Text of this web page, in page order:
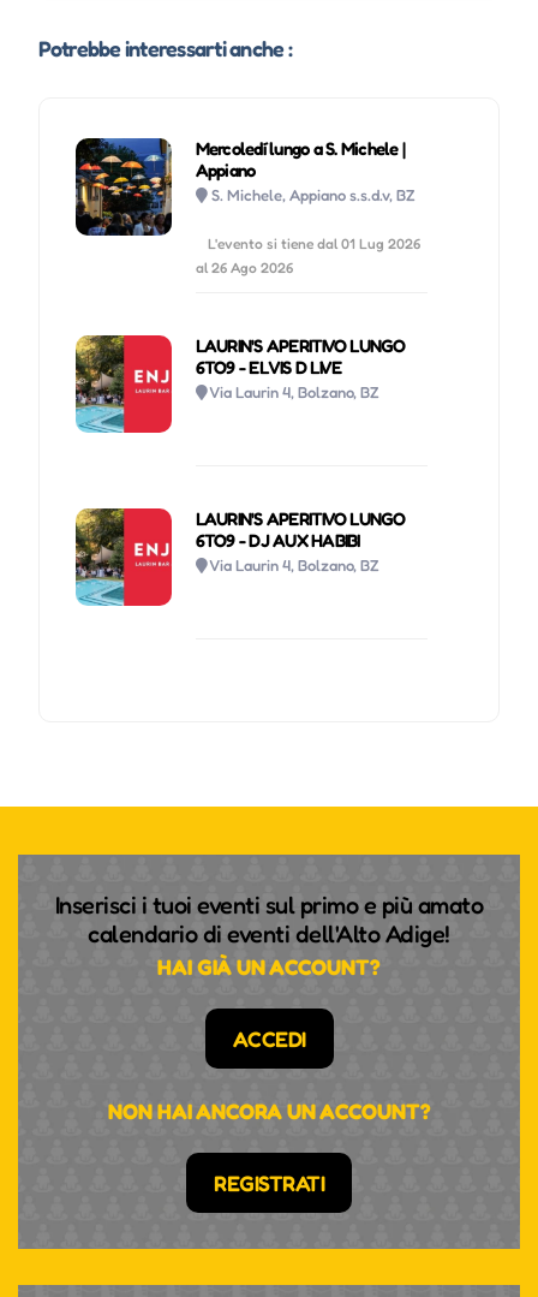
Potrebbe interessarti anche :
Mercoledí lungo a S. Michele |
Appiano
S. Michele, Appiano s.s.d.v, BZ
L'evento si tiene dal 01 Lug 2026
al 26 Ago 2026
LAURIN'S APERITIVO LUNGO
6TO9 - ELVIS D LIVE
Via Laurin 4, Bolzano, BZ
LAURIN'S APERITIVO LUNGO
6TO9 - DJ AUX HABIBI
Via Laurin 4, Bolzano, BZ
Inserisci i tuoi eventi sul primo e più amato
calendario di eventi dell'Alto Adige!
HAI GIÀ UN ACCOUNT?
ACCEDI
NON HAI ANCORA UN ACCOUNT?
REGISTRATI